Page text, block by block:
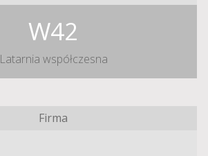
W42
Latarnia współczesna
Firma